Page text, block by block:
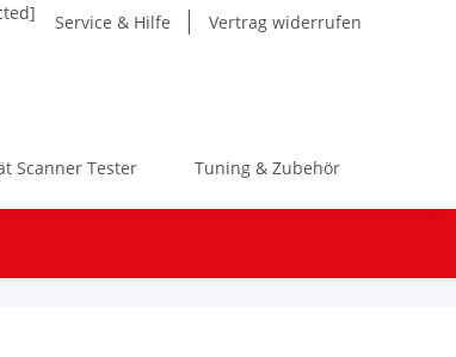
Service & Hilfe Vertrag widerrufen
Scanner Tester Tuning & Zubehör